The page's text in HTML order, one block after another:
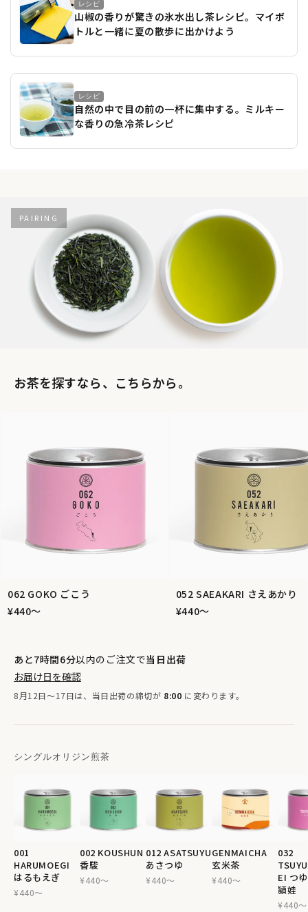
レシピ
山椒の香りが驚きの氷水出し茶レシピ。マイボ
トルと一緒に夏の散歩に出かけよう
レシピ
自然の中で目の前の一杯に集中する。ミルキー
な香りの急冷茶レシピ
PAIRING
お茶を探すなら、こちらから。
062 GOKO ごこう
¥440〜
052 SAEAKARI さえあかり
¥440〜
あと7時間6分以内のご注文で当日出荷
お届け日を確認
8月12日〜17日は、当日出荷の締切が 8:00 に変わります。
シングルオリジン煎茶
001
HARUMOEGI
はるもえぎ
¥440〜
002 KOUSHUN
香駿
¥440〜
012 ASATSUYU
あさつゆ
¥440〜
GENMAICHA
玄米茶
¥440〜
032
EI つ
頴娃
¥440〜